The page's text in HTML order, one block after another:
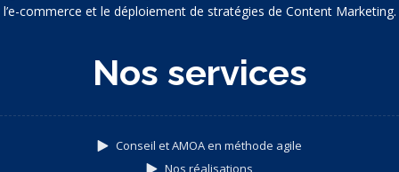
l’e-commerce et le déploiement de stratégies de Content Marketing.
Nos services
Conseil et AMOA en méthode agile
Nos réalisations